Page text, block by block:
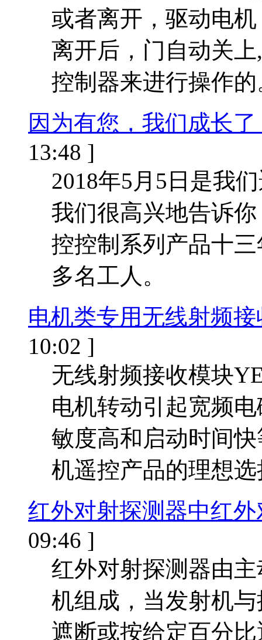
或者离开，驱动电
离开后，门自动关
控制器来进行操作的
因为有您，我们成长
13:48 ]
2018年5月5日是我
我们很高兴地告诉
控控制系列产品十
多名工人。
电机类专用无线射频
10:02 ]
无线射频接收模块
电机转动引起宽频
敏度高和启动时间
机遥控产品的理想
红外对射探测器中红
09:46 ]
红外对射探测器由
机组成，当发射机
遮断或按给定百分